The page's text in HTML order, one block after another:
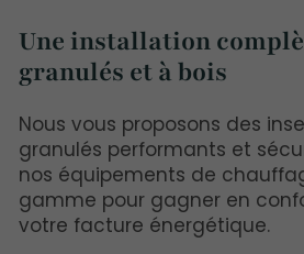
Une installation
granulés et à bois
Nous vous proposons des
granulés performants et
nos équipements de
gamme pour gagner en
votre facture énergétique.